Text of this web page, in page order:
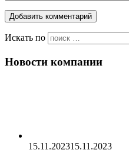
Искать по
Новости компании
15.11.202315.11.2023